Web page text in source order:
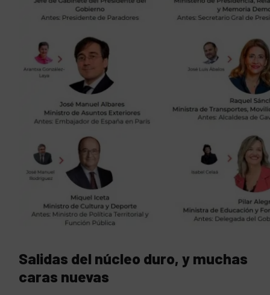
Salidas del núcleo duro, y muchas
caras nuevas